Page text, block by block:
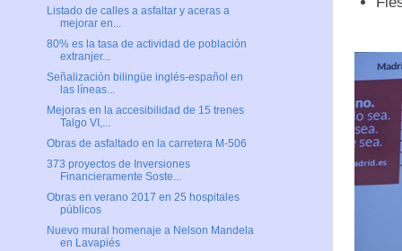
Listado de calles a asfaltar y aceras a
mejorar en...
80% es la tasa de actividad de población
extranjer...
Señalización bilingüe inglés-español en
las líneas...
Mejoras en la accesibilidad de 15 trenes
Talgo VI,...
Obras de asfaltado en la carretera M-506
373 proyectos de Inversiones
Financieramente Soste...
Obras en verano 2017 en 25 hospitales
públicos
Nuevo mural homenaje a Nelson Mandela
en Lavapiés